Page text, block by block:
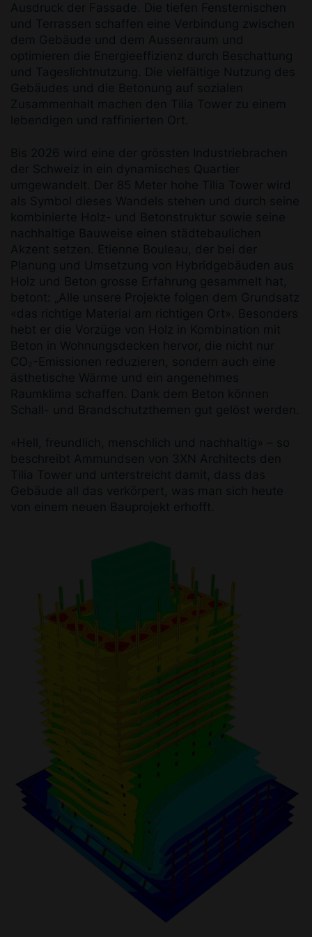
Ausdruck der Fassade. Die tiefen Fensternischen
und Terrassen schaffen eine Verbindung zwischen
dem Gebäude und dem Aussenraum und
optimieren die Energieeffizienz durch Beschattung
und Tageslichtnutzung. Die vielfältige Nutzung des
Gebäudes und die Betonung auf sozialen
Zusammenhalt machen den Tilia Tower zu einem
lebendigen und raffinierten Ort.
Bis 2026 wird eine der grössten Industriebrachen
der Schweiz in ein dynamisches Quartier
umgewandelt. Der 85 Meter hohe Tilia Tower wird
als Symbol dieses Wandels stehen und durch seine
kombinierte Holz- und Betonstruktur sowie seine
nachhaltige Bauweise einen städtebaulichen
Akzent setzen. Etienne Bouleau, der bei der
Planung und Umsetzung von Hybridgebäuden aus
Holz und Beton grosse Erfahrung gesammelt hat,
betont: „Alle unsere Projekte folgen dem Grundsatz
«das richtige Material am richtigen Ort». Besonders
hebt er die Vorzüge von Holz in Kombination mit
Beton in Wohnungsdecken hervor, die nicht nur
CO₂-Emissionen reduzieren, sondern auch eine
ästhetische Wärme und ein angenehmes
Raumklima schaffen. Dank dem Beton können
Schall- und Brandschutzthemen gut gelöst werden.
«Hell, freundlich, menschlich und nachhaltig» – so
beschreibt Ammundsen von 3XN Architects den
Tilia Tower und unterstreicht damit, dass das
Gebäude all das verkörpert, was man sich heute
von einem neuen Bauprojekt erhofft.